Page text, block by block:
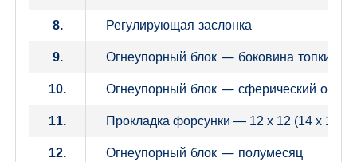
8. Регулирующая заслонка
9. Огнеупорный блок — боковина топки
10. Огнеупорный блок — сферический отсек
11. Прокладка форсунки — 12 x 12 (14 x 14)
12. Огнеупорный блок — полумесяц